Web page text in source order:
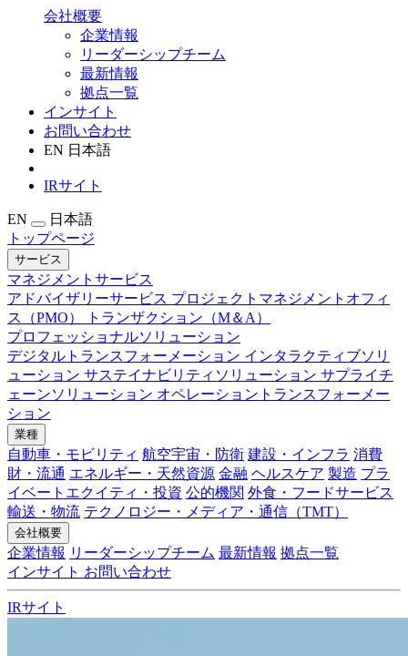
会社概要
企業情報
リーダーシップチーム
最新情報
拠点一覧
インサイト
お問い合わせ
EN 日本語
IRサイト
EN
日本語
トップページ
サービス
マネジメントサービス
アドバイザリーサービス プロジェクトマネジメントオフィ
ス（PMO）
トランザクション（M＆A）
プロフェッショナルソリューション
デジタルトランスフォーメーション インタラクティブソリ
ューション サステイナビリティソリューション サプライチ
ェーンソリューション オペレーショントランスフォーメー
ション
業種
自動車・モビリティ 航空宇宙・防衛 建設・インフラ 消費
財・流通 エネルギー・天然資源 金融 ヘルスケア 製造 プラ
イベートエクイティ・投資 公的機関 外食・フードサービス
輸送・物流 テクノロジー・メディア・通信（TMT）
会社概要
企業情報 リーダーシップチーム 最新情報 拠点一覧
インサイト お問い合わせ
IRサイト